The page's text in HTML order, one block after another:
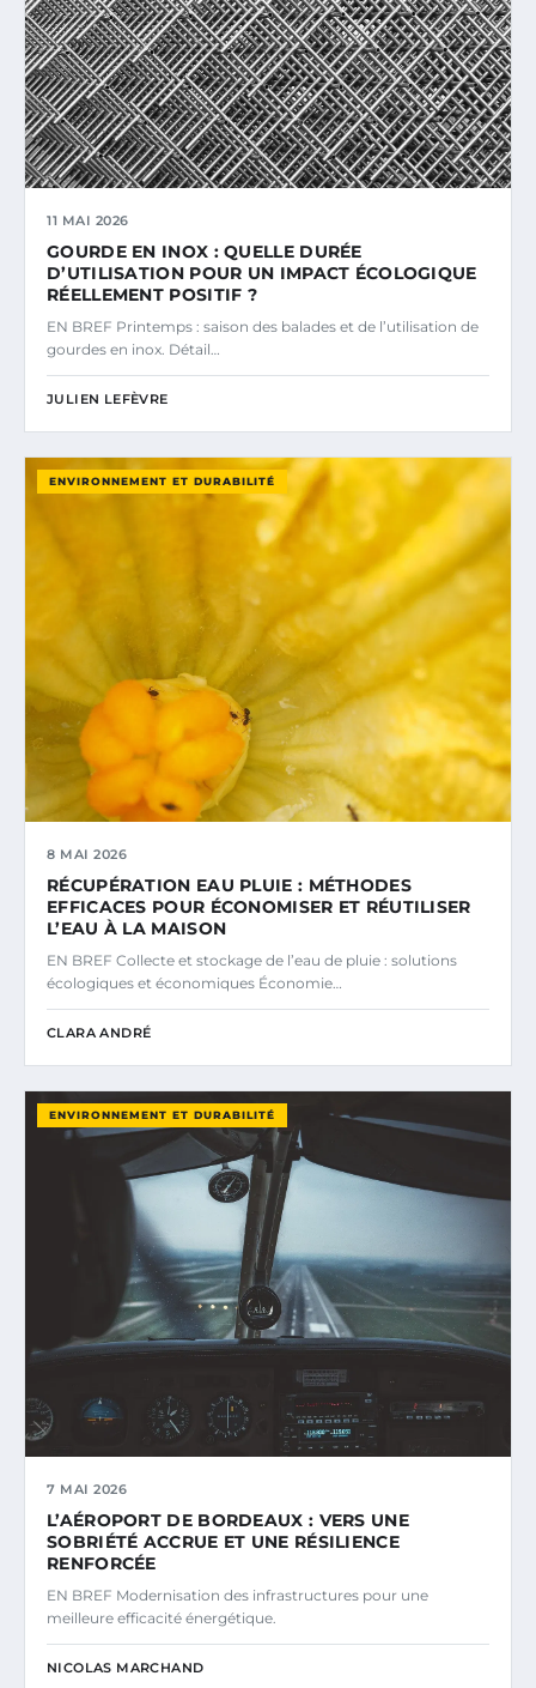
11 MAI 2026
GOURDE EN INOX : QUELLE DURÉE
D’UTILISATION POUR UN IMPACT ÉCOLOGIQUE
RÉELLEMENT POSITIF ?
EN BREF Printemps : saison des balades et de l’utilisation de
gourdes en inox. Détail…
JULIEN LEFÈVRE
ENVIRONNEMENT ET DURABILITÉ
8 MAI 2026
RÉCUPÉRATION EAU PLUIE : MÉTHODES
EFFICACES POUR ÉCONOMISER ET RÉUTILISER
L’EAU À LA MAISON
EN BREF Collecte et stockage de l’eau de pluie : solutions
écologiques et économiques Économie…
CLARA ANDRÉ
ENVIRONNEMENT ET DURABILITÉ
7 MAI 2026
L’AÉROPORT DE BORDEAUX : VERS UNE
SOBRIÉTÉ ACCRUE ET UNE RÉSILIENCE
RENFORCÉE
EN BREF Modernisation des infrastructures pour une
meilleure efficacité énergétique.
NICOLAS MARCHAND